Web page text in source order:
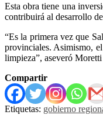
Esta obra tiene una
contribuirá al desarrollo
“Es la primera vez que
provinciales. Asimismo,
limpieza”, aseveró
Compartir
Etiquetas: gobierno